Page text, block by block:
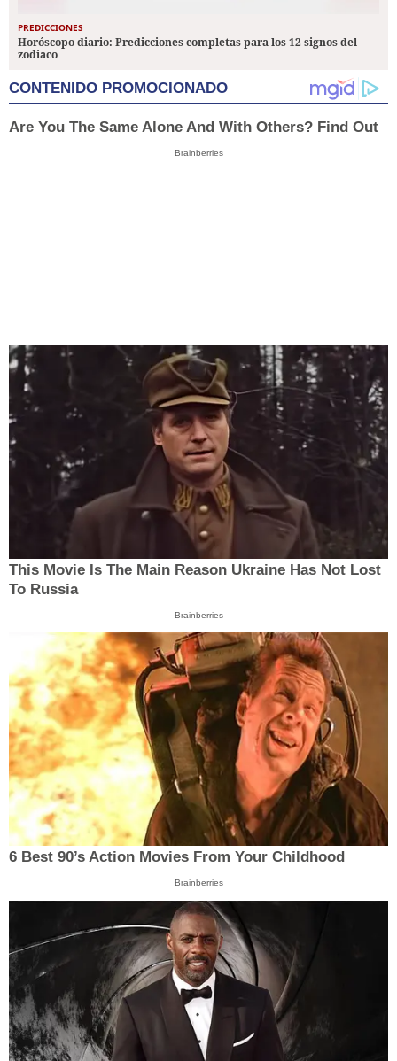
PREDICCIONES
Horóscopo diario: Predicciones completas para los 12 signos del
zodiaco
CONTENIDO PROMOCIONADO
Are You The Same Alone And With Others? Find Out
Brainberries
This Movie Is The Main Reason Ukraine Has Not Lost
To Russia
Brainberries
6 Best 90’s Action Movies From Your Childhood
Brainberries